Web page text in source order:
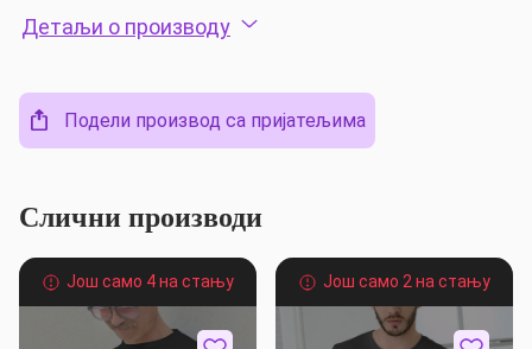
Детаљи о производу
Подели производ са пријатељима
Слични производи
Још само 4 на стању Још само 2 на стању